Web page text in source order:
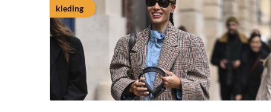
kleding